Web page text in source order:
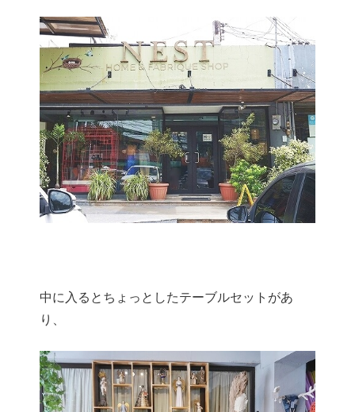
中に入るとちょっとしたテーブルセットがあ
り、